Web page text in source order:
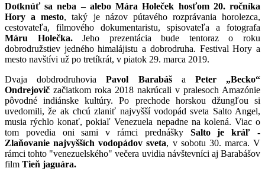
Dotknúť sa neba – alebo Mára Holeček hosťom 20. ročníka
Hory a mesto, taký je názov pútavého rozprávania horolezca,
cestovateľa, filmového dokumentaristu, spisovateľa a fotografa
Máru Holečka.Jeho prezentácia bude tentoraz o roku
dobrodružstiev jedného himalájistu a dobrodruha. Festival Hory a
mesto navštívi už po tretíkrát, v piatok 29. marca 2019.
Dvaja dobdrodruhoviaPavol Barabáša Peter „Becko“
Ondrejovič začiatkom roka 2018 nakrúcali v pralesoch Amazónie
pôvodné indiánske kultúry. Po prechode horskou džungľou si
uvedomili, že ak chcú zlaniť najvyšší vodopád sveta Salto Angel,
musia rýchlo konať, pokiaľ Venezuela nepadne na kolená. Viac o
tom povedia oni sami v rámci prednášky Salto je kráľ -
Zlaňovanie najvyšších vodopádov sveta, v sobotu 30. marca. V
rámci tohto "venezuelského" večera uvidia návštevníci aj Barabášov
film Tieň jaguára.